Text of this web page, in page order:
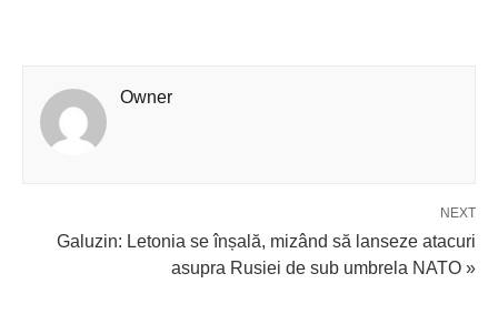
Owner
NEXT
Galuzin: Letonia se înșală, mizând să lanseze atacuri
asupra Rusiei de sub umbrela NATO »